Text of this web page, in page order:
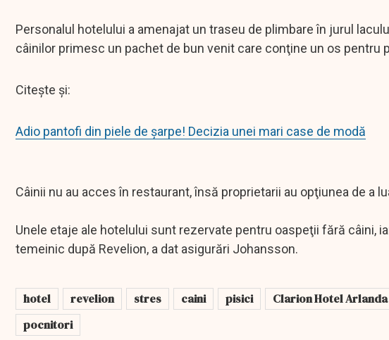
Personalul hotelului a amenajat un traseu de plimbare în jurul
câinilor primesc un pachet de bun venit care conţine un os pentru
Citește și:
Adio pantofi din piele de șarpe! Decizia unei mari case de modă
Câinii nu au acces în restaurant, însă proprietarii au opţiunea de a
Unele etaje ale hotelului sunt rezervate pentru oaspeţii fără câini,
temeinic după Revelion, a dat asigurări Johansson.
hotel revelion stres caini pisici Clarion Hotel
pocnitori